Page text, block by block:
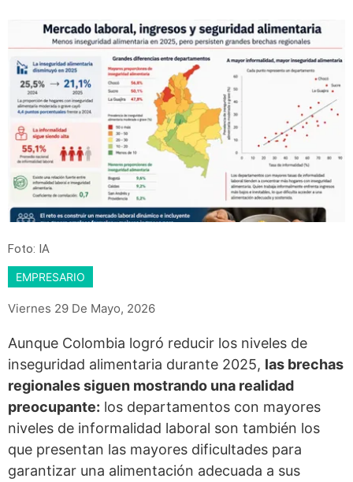
Foto: IA
EMPRESARIO
Viernes 29 De Mayo, 2026
Aunque Colombia logró reducir los niveles de
inseguridad alimentaria durante 2025, las brechas
regionales siguen mostrando una realidad
preocupante: los departamentos con mayores
niveles de informalidad laboral son también los
que presentan las mayores dificultades para
garantizar una alimentación adecuada a sus